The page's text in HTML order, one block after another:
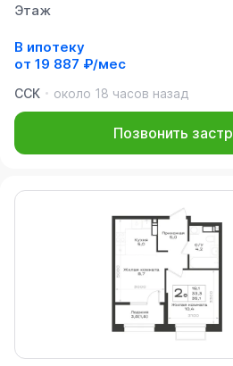
Этаж
В ипотеку
от 19 887 ₽/мес
ССК
около 18 часов назад
Позвонить